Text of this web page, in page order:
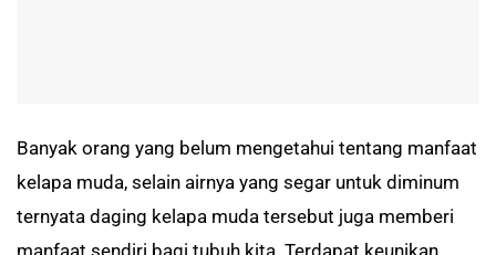
Banyak orang yang belum mengetahui tentang manfaat
kelapa muda, selain airnya yang segar untuk diminum
ternyata daging kelapa muda tersebut juga memberi
manfaat sendiri bagi tubuh kita. Terdapat keunikan